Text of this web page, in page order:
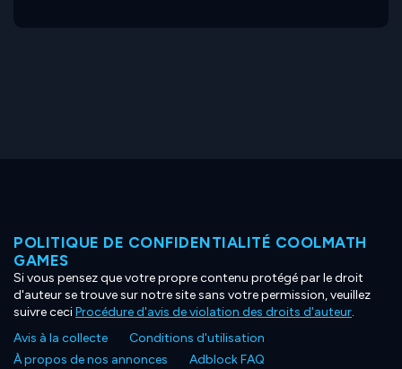
POLITIQUE DE CONFIDENTIALITÉ COOLMATH
GAMES
Si vous pensez que votre propre contenu protégé par le droit
d'auteur se trouve sur notre site sans votre permission, veuillez
suivre ceciProcédure d'avis de violation des droits d'auteur.
Avis à la collecte
Conditions d'utilisation
À propos de nos annonces
Adblock FAQ